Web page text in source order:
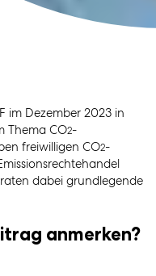
im Dezember 2023 in
Thema CO2-
freiwilligen CO2-
dabei grundlegende
anmerken?